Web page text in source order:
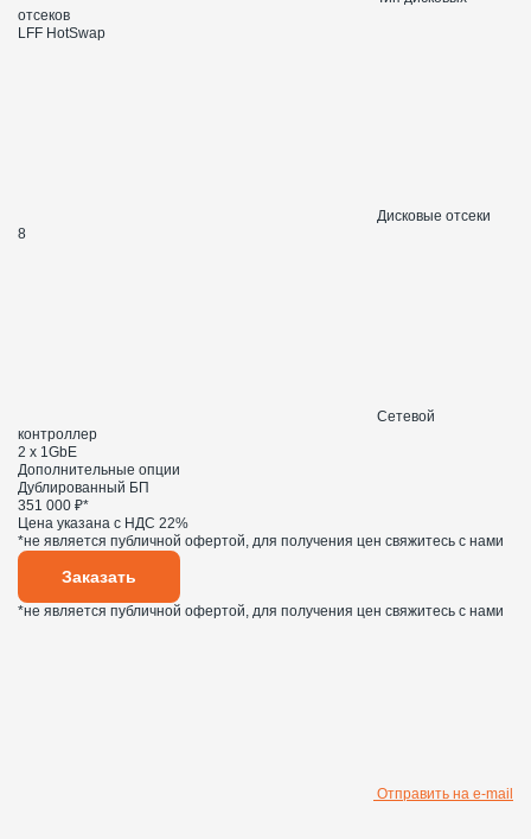
отсеков
LFF HotSwap
Дисковые отсеки
8
Сетевой
контроллер
2 x 1GbE
Дополнительные опции
Дублированный БП
351 000 ₽*
Цена указана с НДС 22%
*не является публичной офертой, для получения цен свяжитесь с нами
Заказать
*не является публичной офертой, для получения цен свяжитесь с нами
Отправить на e-mail